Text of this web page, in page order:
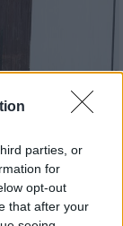
parties, or
for
opt-out
that after your
(ΒΑΣΙΛΗΣ